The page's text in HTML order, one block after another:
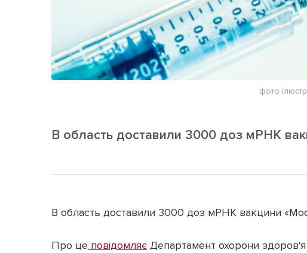
фото
В область доставили 3000 доз мРНК
В область доставили 3000 доз мРНК вакцини
Про це повідомляє Департамент охорони